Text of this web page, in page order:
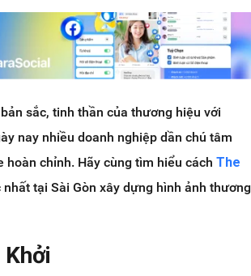
sắc, tinh thần của thương hiệu với
nay nhiều doanh nghiệp dần chú tâm
hoàn chỉnh. Hãy cùng tìm hiểu cáchThe
tại Sài Gòn xây dựng hình ảnh thương